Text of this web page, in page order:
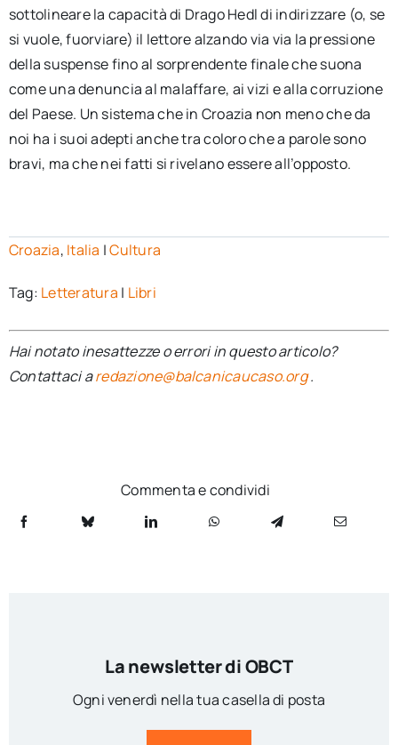
sottolineare la capacità di Drago Hedl di indirizzare (o, se
si vuole, fuorviare) il lettore alzando via via la pressione
della suspense fino al sorprendente finale che suona
come una denuncia al malaffare, ai vizi e alla corruzione
del Paese. Un sistema che in Croazia non meno che da
noi ha i suoi adepti anche tra coloro che a parole sono
bravi, ma che nei fatti si rivelano essere all’opposto.
Croazia, Italia |Cultura
Tag: Letteratura | Libri
Hai notato inesattezze o errori in questo articolo?
Contattaci aredazione@balcanicaucaso.org.
Commenta e condividi
La newsletter di OBCT
Ogni venerdì nella tua casella di posta